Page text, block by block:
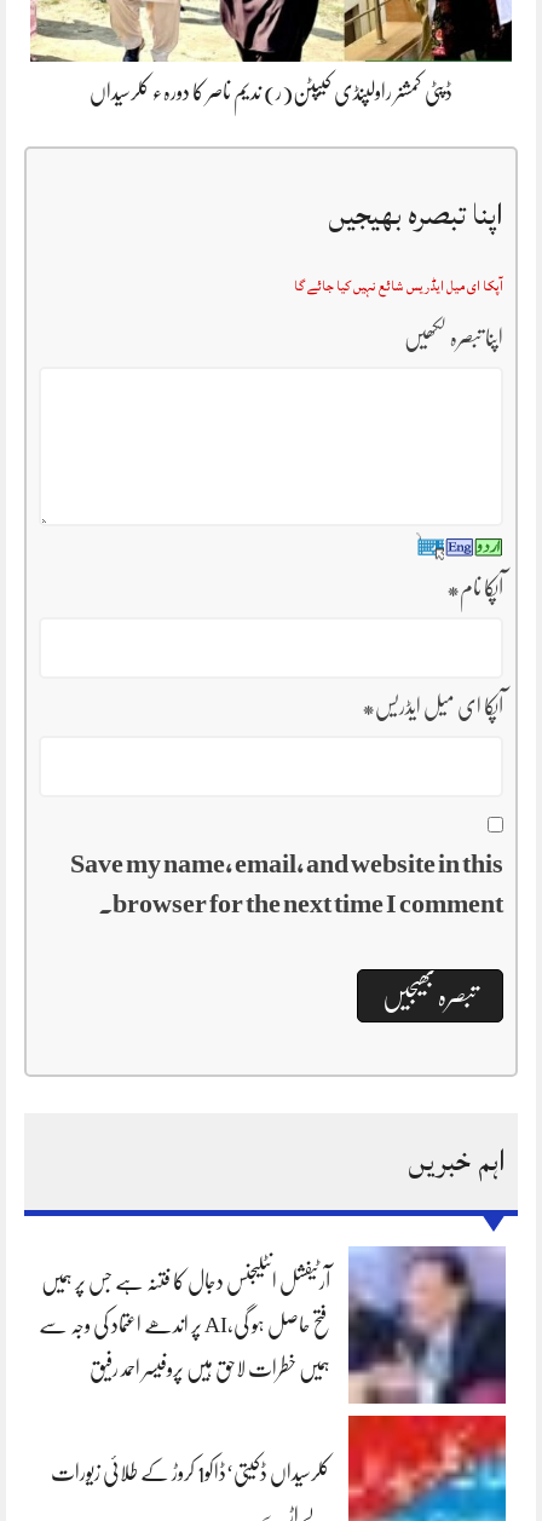
ڈپٹی کمشنر راولپنڈی کیپٹن(ر) ندیم ناصر کا دورہء کلرسیداں
اپنا تبصرہ بھیجیں
آپکا ای میل ایڈریس شائع نہیں کیا جائے گا
اپنا تبصرہ لکھیں
آپکا نام*
آپکا ای میل ایڈریس*
Save my name, email, and website in this
browser for the next time I comment.
اہم خبریں
آرٹیفشل انٹلیجنس دجال کا فتنہ ہے جس پر ہمیں
فتح حاصل ہو گی،AI پر اندھے اعتماد کی وجہ سے
ہمیں خطرات لاحق ہیں پروفیسر احمد رفیق
کلرسیداں ڈکیتی‘ڈاکو1 کروڑ کے طلائی زیورات
لے اڑے